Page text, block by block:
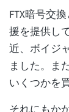
FTX暗号交換
援を提供し
近、ボイジ
ました。ま
いくつかを